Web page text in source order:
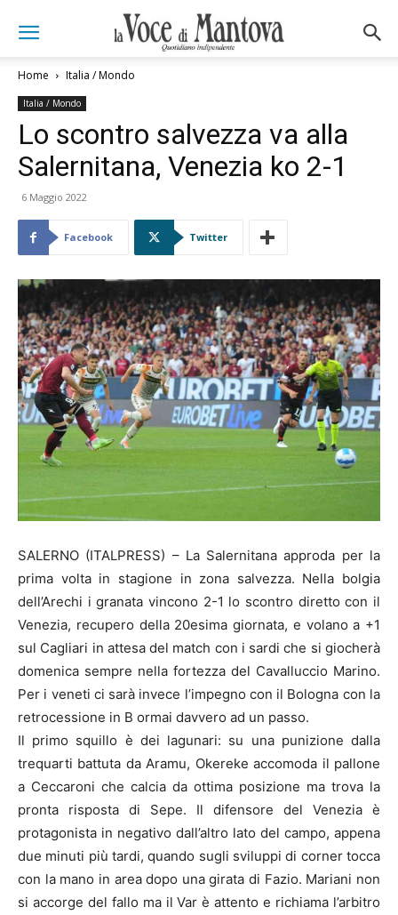
Home Italia / Mondo
Italia / Mondo
Lo scontro salvezza va alla
Salernitana, Venezia ko 2-1
6 Maggio 2022
Facebook Twitter
SALERNO (ITALPRESS) – La Salernitana approda per la
prima volta in stagione in zona salvezza. Nella bolgia
dell’Arechi i granata vincono 2-1 lo scontro diretto con il
Venezia, recupero della 20esima giornata, e volano a +1
sul Cagliari in attesa del match con i sardi che si giocherà
domenica sempre nella fortezza del Cavalluccio Marino.
Per i veneti ci sarà invece l’impegno con il Bologna con la
retrocessione in B ormai davvero ad un passo.
Il primo squillo è dei lagunari: su una punizione dalla
trequarti battuta da Aramu, Okereke accomoda il pallone
a Ceccaroni che calcia da ottima posizione ma trova la
pronta risposta di Sepe. Il difensore del Venezia è
protagonista in negativo dall’altro lato del campo, appena
due minuti più tardi, quando sugli sviluppi di corner tocca
con la mano in area dopo una girata di Fazio. Mariani non
si accorge del fallo ma il Var è attento e richiama l’arbitro